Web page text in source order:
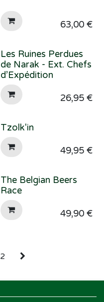
63,00€
Les Ruines Perdues
de Narak - Ext. Chefs
d’Expédition
26,95€
Tzolk'in
49,95€
The Belgian Beers
Race
49,90€
2